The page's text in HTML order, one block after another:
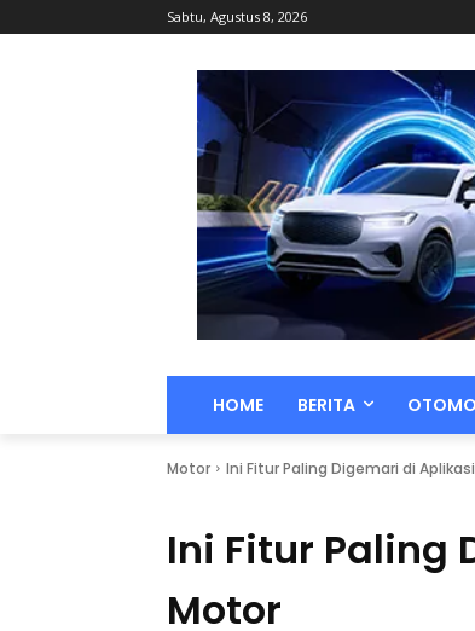
Sabtu, Agustus 8, 2026
HOME BERITA
Motor Ini Fitur Paling Digemari di
Ini Fitur Paling
Motor